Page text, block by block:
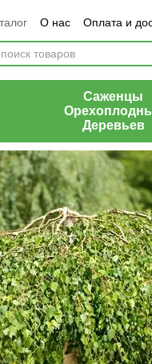
О нас Оплата и
Контакты
Отзывы о
Саженцы
Деревьев